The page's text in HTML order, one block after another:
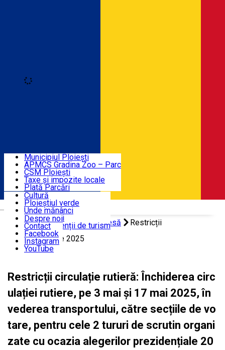
Română
Agenda evenimentelor
Știri Primărie
Turist în Ploiești
Contact
Municipiul Ploiești
APMCS Gradina Zoo – Parc
CSM Ploiești
Taxe și impozite locale
Plată Parcări
Cultură
Ploieștiul verde
Unde mănânci
Unde dormi
Ghizi și agenții de turism
Despre noi
Contact
Facebook
Instagram
YouTube
Acasă Comunicate de presă
Restricții
circu...ezidențiale 2025
Restricții circulație rutieră: Închiderea circ
ulației rutiere, pe 3 mai și 17 mai 2025, în
vederea transportului, către secțiile de vo
tare, pentru cele 2 tururi de scrutin organi
zate cu ocazia alegerilor prezidențiale 20